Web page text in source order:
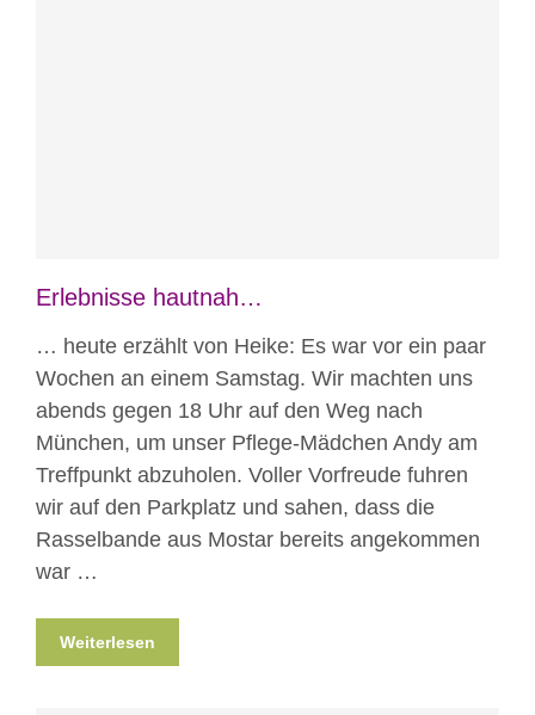
Erlebnisse hautnah…
… heute erzählt von Heike: Es war vor ein paar
Wochen an einem Samstag. Wir machten uns
abends gegen 18 Uhr auf den Weg nach
München, um unser Pflege-Mädchen Andy am
Treffpunkt abzuholen. Voller Vorfreude fuhren
wir auf den Parkplatz und sahen, dass die
Rasselbande aus Mostar bereits angekommen
war …
Weiterlesen